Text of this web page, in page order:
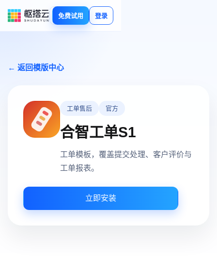
免费试用 登录
← 返回模版中心
工单售后 官方
合智工单S1
工单模板，覆盖提交处理、客户评价与
工单报表。
立即安装